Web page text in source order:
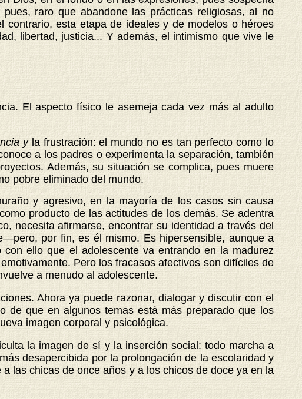
raro que abandone las prácticas religiosas, al no
esta etapa de ideales y de modelos o héroes
libertad, justicia... Y además, el intimismo que vive le
El aspecto físico le asemeja cada vez más al adulto
y la frustración: el mundo no es tan perfecto como lo
a los padres o experimenta la separación, también
Además, su situación se complica, pues muere
pobre eliminado del mundo.
y agresivo, en la mayoría de los casos sin causa
producto de las actitudes de los demás. Se adentra
necesita afirmarse, encontrar su identidad a través del
por fin, es él mismo. Es hipersensible, aunque a
ello que el adolescente va entrando en la madurez
Pero los fracasos afectivos son difíciles de
a menudo al adolescente.
Ahora ya puede razonar, dialogar y discutir con el
de que en algunos temas está más preparado que los
imagen corporal y psicológica.
la imagen de sí y la inserción social: todo marcha a
desapercibida por la prolongación de la escolaridad y
las chicas de once años y a los chicos de doce ya en la